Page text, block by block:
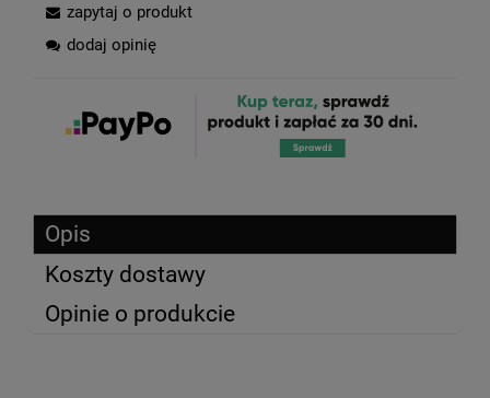
zapytaj o produkt
dodaj opinię
Opis
Koszty dostawy
Opinie o produkcie